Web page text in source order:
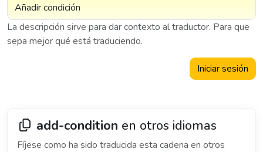
La descripción sirve para dar contexto al traductor. Para que
sepa mejor qué está traduciendo.
Iniciar sesión
add-condition en otros idiomas
Fíjese como ha sido traducida esta cadena en otros